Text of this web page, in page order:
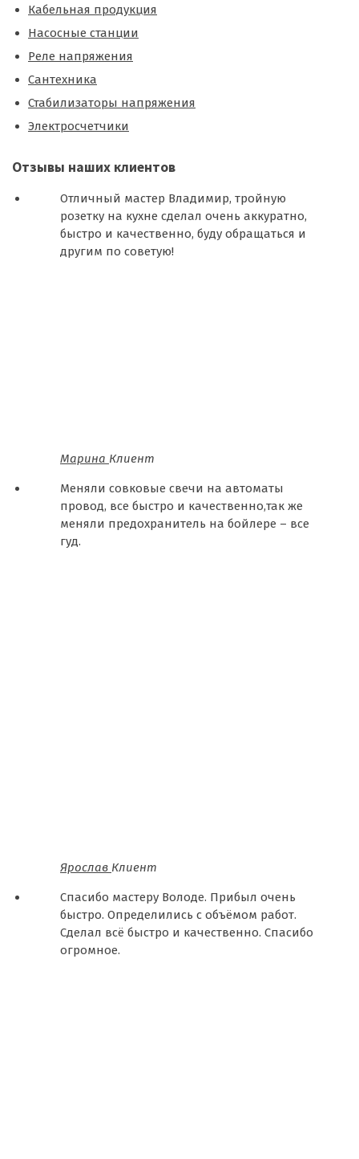
Кабельная продукция
Насосные станции
Реле напряжения
Сантехника
Стабилизаторы напряжения
Электросчетчики
Отзывы наших клиентов
Отличный мастер Владимир, тройную
розетку на кухне сделал очень аккуратно,
быстро и качественно, буду обращаться и
другим по советую!
Марина Клиент
Меняли совковые свечи на автоматы
провод, все быстро и качественно,так же
меняли предохранитель на бойлере – все
гуд.
Ярослав Клиент
Спасибо мастеру Володе. Прибыл очень
быстро. Определились с объёмом работ.
Сделал всё быстро и качественно. Спасибо
огромное.